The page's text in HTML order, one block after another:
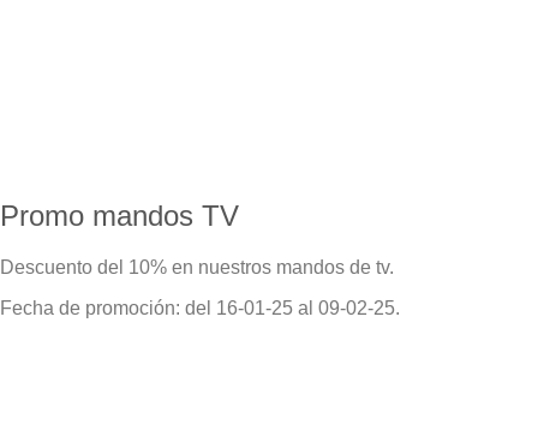
Promo mandos TV
Descuento del 10% en nuestros mandos de tv.
Fecha de promoción: del 16-01-25 al 09-02-25.